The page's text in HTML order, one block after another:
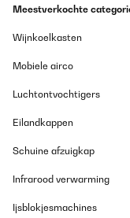
Meestverkochte
Wijnkoelkasten
Mobiele airco
Luchtontvochtigers
Eilandkappen
Schuine afzuigkap
Infrarood verwarming
Ijsblokjesmachines